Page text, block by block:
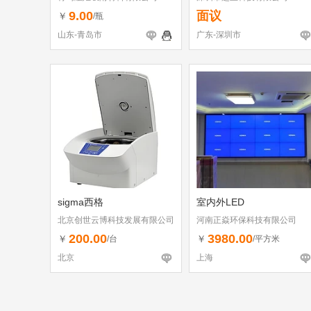
￥ 9.00/瓶
山东-青岛市
面议
广东-深圳市
sigma西格
北京创世云博科技发展有限公司
￥ 200.00/台
北京
室内外LED
河南正焱环保科技有限公司
￥ 3980.00/平方米
上海